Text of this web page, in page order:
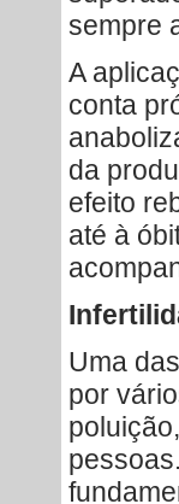
sempre
A
conta
da
efeito
até à
Uma
por